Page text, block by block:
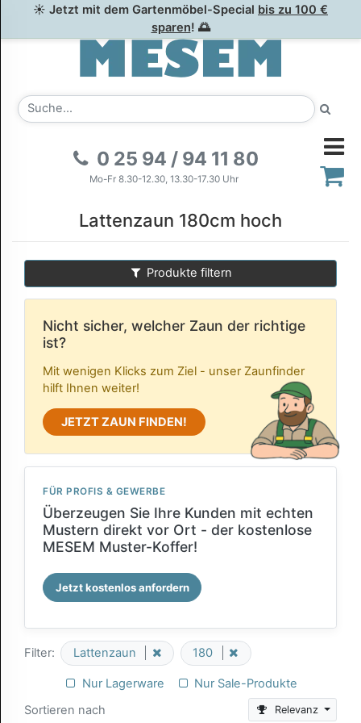
☀ Jetzt mit dem Gartenmöbel-Special bis zu 100 €
sparen! 🌅
0 25 94 / 94 11 80
Mo-Fr 8.30-12.30, 13.30-17.30 Uhr
Lattenzaun 180cm hoch
Produkte filtern
Nicht sicher, welcher Zaun der richtige
ist?
Mit wenigen Klicks zum Ziel - unser Zaunfinder
hilft Ihnen weiter!
JETZT ZAUN FINDEN!
FÜR PROFIS & GEWERBE
Überzeugen Sie Ihre Kunden mit echten
Mustern direkt vor Ort - der kostenlose
MESEM Muster-Koffer!
Jetzt kostenlos anfordern
Filter: Lattenzaun 180
Nur Lagerware
Nur Sale-Produkte
Sortieren nach
Relevanz